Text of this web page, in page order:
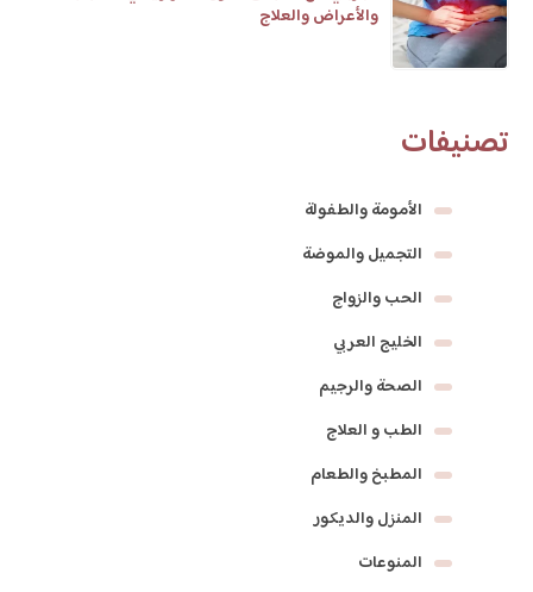
والأعراض والعلاج
تصنيفات
الأمومة والطفولة
التجميل والموضة
الحب والزواج
الخليج العربي
الصحة والرجيم
الطب و العلاج
المطبخ والطعام
المنزل والديكور
المنوعات